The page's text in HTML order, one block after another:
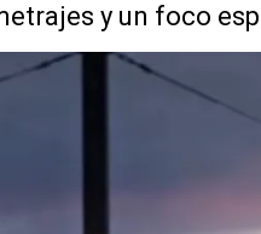
y un foco